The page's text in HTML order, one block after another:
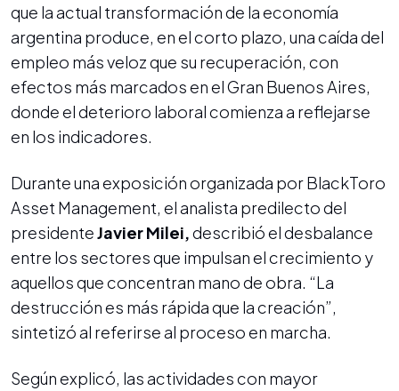
que la actual transformación de la economía
argentina produce, en el corto plazo, una caída del
empleo más veloz que su recuperación, con
efectos más marcados en el Gran Buenos Aires,
donde el deterioro laboral comienza a reflejarse
en los indicadores.
Durante una exposición organizada por BlackToro
Asset Management, el analista predilecto del
presidenteJavier Milei,describió el desbalance
entre los sectores que impulsan el crecimiento y
aquellos que concentran mano de obra. “La
destrucción es más rápida que la creación”,
sintetizó al referirse al proceso en marcha.
Según explicó, las actividades con mayor